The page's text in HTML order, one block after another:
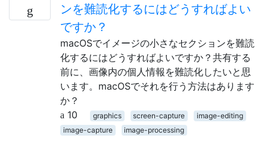
ンを難読化するにはどうすればよい
ですか？
macOSでイメージの小さなセクションを難読
化するにはどうすればよいですか？共有する
前に、画像内の個人情報を難読化したいと思
います。macOSでそれを行う方法はあります
か？
10
graphics screen-capture
image-editing
image-capture
image-processing